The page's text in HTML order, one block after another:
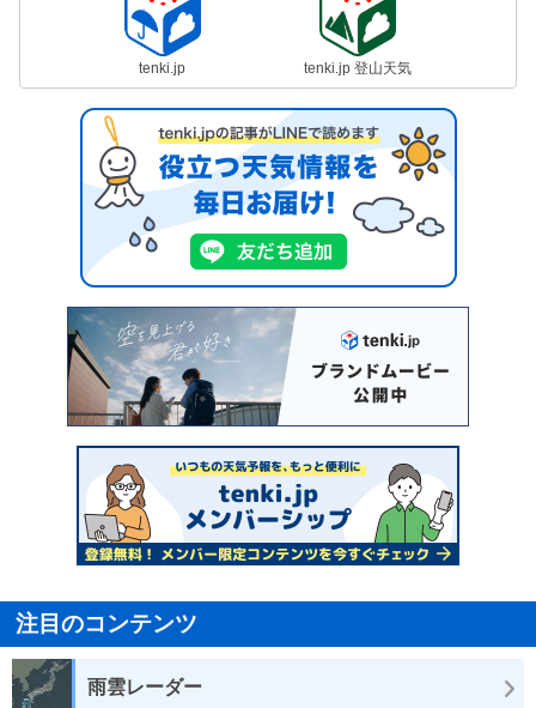
tenki.jp tenki.jp 登山天気
注目のコンテンツ
雨雲レーダー